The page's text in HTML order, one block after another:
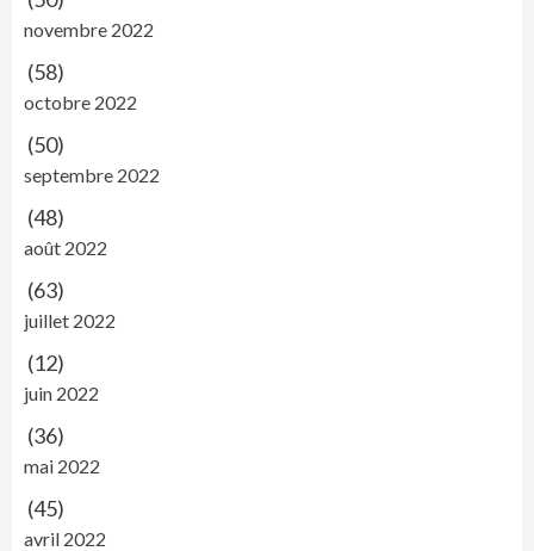
novembre 2022
(58)
octobre 2022
(50)
septembre 2022
(48)
août 2022
(63)
juillet 2022
(12)
juin 2022
(36)
mai 2022
(45)
avril 2022